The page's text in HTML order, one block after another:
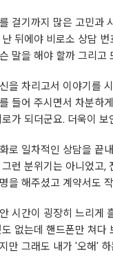
걸기까지 많은 고민과
뒤에야 비로소 상담
말을 해야 할까 그리고
을 차리고서 이야기를
들어 주시면서 차분하
가 되더군요. 더욱이
로 일차적인 상담을 끝
런 분위기는 아니었고,
을 해주셨고 계약서도
시간이 굉장히 느리게
없는데 핸드폰만 쳐
만 그래도 내가 '오해'